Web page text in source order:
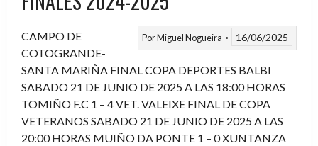
PorMiguel Nogueira 16/06/2025
CAMPO DE
COTOGRANDE-
SANTA MARIÑA FINAL COPA DEPORTES BALBI
SABADO 21 DE JUNIO DE 2025 A LAS 18:00 HORAS
TOMIÑO F.C 1 – 4 VET. VALEIXE FINAL DE COPA
VETERANOS SABADO 21 DE JUNIO DE 2025 A LAS
20:00 HORAS MUIÑO DA PONTE 1 – 0 XUNTANZA